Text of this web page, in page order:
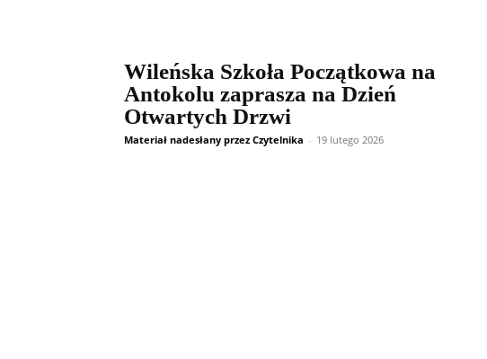
Wileńska Szkoła Początkowa na
Antokolu zaprasza na Dzień
Otwartych Drzwi
Materiał nadesłany przez Czytelnika - 19 lutego 2026